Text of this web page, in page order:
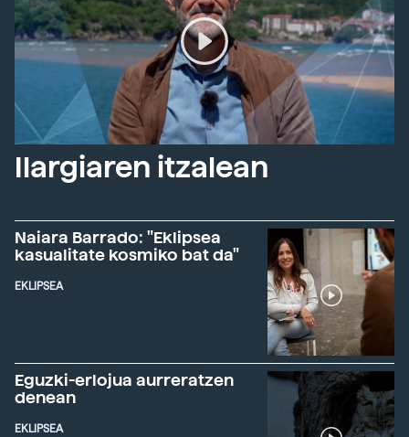
Ilargiaren itzalean
Naiara Barrado: "Eklipsea
kasualitate kosmiko bat da"
EKLIPSEA
Eguzki-erlojua aurreratzen
denean
EKLIPSEA